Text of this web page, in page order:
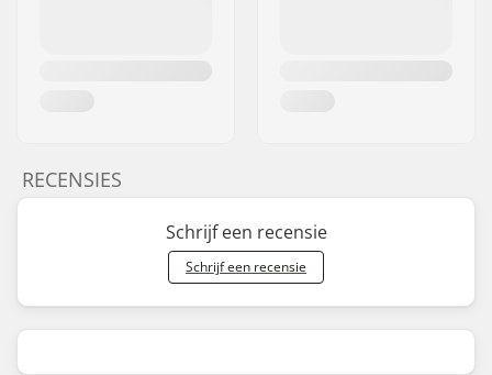
RECENSIES
Schrijf een recensie
Schrijf een recensie